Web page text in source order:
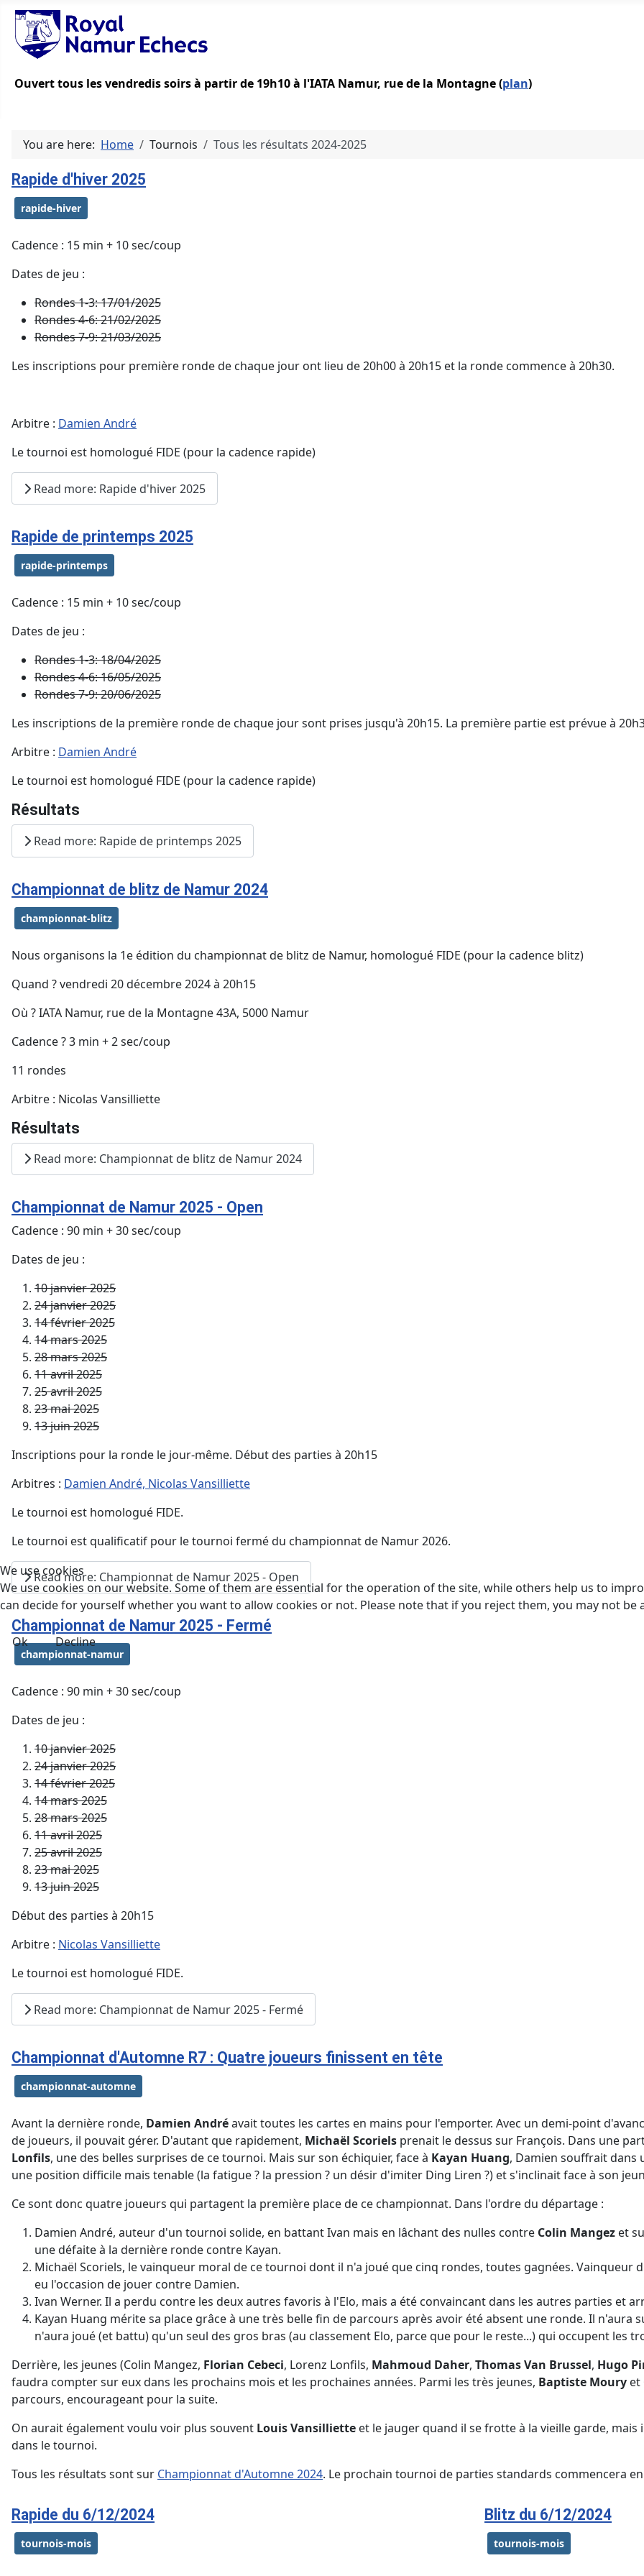
Ouvert tous les vendredis soirs à partir de 19h10 à l'IATA Namur, rue de la Montagne (plan)
You are here: Home Tournois Tous les résultats 2024-2025
Rapide d'hiver 2025
rapide-hiver
Cadence : 15 min + 10 sec/coup
Dates de jeu :
Rondes 1-3:17/01/2025
Rondes 4-6:21/02/2025
Rondes 7-9:21/03/2025
Les inscriptions pour première ronde de chaque jour ont lieu de20h00à 20h15 et la ronde commence à 20h30.
Arbitre : Damien André
Le tournoi est homologué FIDE (pour la cadence rapide)
Read more: Rapide d'hiver 2025
Rapide de printemps 2025
rapide-printemps
Cadence : 15 min + 10 sec/coup
Dates de jeu :
Rondes 1-3: 18/04/2025
Rondes 4-6: 16/05/2025
Rondes 7-9: 20/06/2025
Les inscriptions de la première ronde de chaque jour sont prises jusqu'à 20h15. La première partie est prévue à
Arbitre : Damien André
Le tournoi est homologué FIDE (pour la cadence rapide)
Résultats
Read more: Rapide de printemps 2025
Championnat de blitz de Namur 2024
championnat-blitz
Nous organisons la 1e édition du championnat de blitz de Namur, homologué FIDE (pour la cadence blitz)
Quand ? vendredi 20 décembre 2024 à 20h15
Où ? IATA Namur, rue de la Montagne 43A, 5000 Namur
Cadence ? 3 min + 2 sec/coup
11 rondes
Arbitre : Nicolas Vansilliette
Résultats
Read more: Championnat de blitz de Namur 2024
Championnat de Namur 2025 - Open
Cadence : 90 min + 30 sec/coup
Dates de jeu :
10 janvier 2025
24 janvier 2025
14 février 2025
14 mars 2025
28 mars 2025
11 avril 2025
25 avril 2025
23 mai 2025
13 juin 2025
Inscriptions pour la ronde le jour-même. Début des parties à 20h15
Arbitres : Damien André, Nicolas Vansilliette
Le tournoi est homologué FIDE.
Le tournoi est qualificatif pour le tournoi fermé du championnat de Namur 2026.
Read more: Championnat de Namur 2025 - Open
Championnat de Namur 2025 - Fermé
championnat-namur
Cadence : 90 min + 30 sec/coup
Dates de jeu :
10 janvier 2025
24 janvier 2025
14 février 2025
14 mars 2025
28 mars 2025
11 avril 2025
25 avril 2025
23 mai 2025
13 juin 2025
Début des parties à 20h15
Arbitre : Nicolas Vansilliette
Le tournoi est homologué FIDE.
Read more: Championnat de Namur 2025 - Fermé
Championnat d'Automne R7 : Quatre joueurs finissent en tête
championnat-automne
Avant la dernière ronde, Damien Andréavait toutes les cartes en mains pour l'emporter. Avec un demi-point
de joueurs, il pouvait gérer. D'autant que rapidement, Michaël Scoriels prenait le dessus sur François. Dans une
Lonfils, une des belles surprises de ce tournoi. Mais sur son échiquier, face à Kayan Huang, Damien souffrait dans
une position difficile mais tenable (la fatigue ? la pression ? un désir d'imiter Ding Liren ?) et s'inclinait face à son
Ce sont donc quatre joueurs qui partagent la première place de ce championnat. Dans l'ordre du départage :
Damien André, auteur d'un tournoi solide, en battant Ivan mais en lâchant des nulles contre Colin Mangez et
une défaite à la dernière ronde contre Kayan.
Michaël Scoriels, le vainqueur moral de ce tournoi dont il n'a joué que cinq rondes, toutes gagnées.
eu l'occasion de jouer contre Damien.
Ivan Werner. Il a perdu contre les deux autres favoris à l'Elo, mais a été convaincant dans les autres parties et
Kayan Huang mérite sa place grâce à une très belle fin de parcours après avoir été absent une ronde. Il n'aura
n'aura joué (et battu) qu'un seul des gros bras (au classement Elo, parce que pour le reste...) qui occupent les
Derrière, les jeunes (Colin Mangez, Florian Cebeci, Lorenz Lonfils, Mahmoud Daher, Thomas Van Brussel, Hugo
faudra compter sur eux dans les prochains mois et les prochaines années. Parmi les très jeunes, Baptiste Moury et
parcours, encourageant pour la suite.
On aurait également voulu voir plus souvent Louis Vansilliette et le jauger quand il se frotte à la vieille garde,
dans le tournoi.
Tous les résultats sont sur Championnat d'Automne 2024. Le prochain tournoi de parties standards commencera
Rapide du 6/12/2024
tournois-mois
Blitz du 6/12/2024
tournois-mois
We use cookies
We use cookies on our website. Some of them are essential for the operation of the site, while others help us to
can decide for yourself whether you want to allow cookies or not. Please note that if you reject them, you may not
Ok Decline